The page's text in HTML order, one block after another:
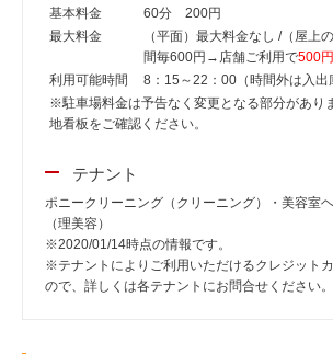
基本料金
60分 200円
最大料金
（平面）最大料金なし /（屋上
間毎600円→店舗ご利用で500円
利用可能時間
8：15～22：00（時間外は入出
※駐車場料金は予告なく変更となる部分があり
地看板をご確認ください。
テナント
ポニークリーニング（クリーニング）・美容室
（理美容）
※2020/01/14時点の情報です。
※テナントによりご利用いただけるクレジット
ので、詳しくは各テナントにお問合せください。